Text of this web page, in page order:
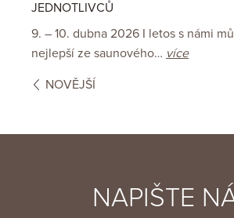
NOVĚJŠÍ
JEDNOTLIVCŮ
9. – 10. dubna 2026 I letos s námi
nejlepší ze saunového… více
NAPIŠTE